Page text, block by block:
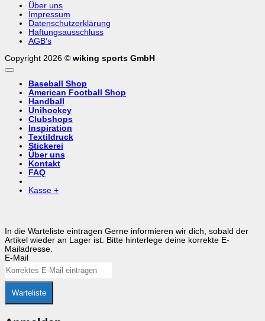
Über uns
Impressum
Datenschutzerklärung
Haftungsausschluss
AGB’s
Copyright 2026 © wiking sports GmbH
Baseball Shop
American Football Shop
Handball
Unihockey
Clubshops
Inspiration
Textildruck
Stickerei
Über uns
Kontakt
FAQ
Kasse +
In die Warteliste eintragen Gerne informieren wir dich, sobald der
Artikel wieder an Lager ist. Bitte hinterlege deine korrekte E-
Mailadresse.
E-Mail
Warteliste